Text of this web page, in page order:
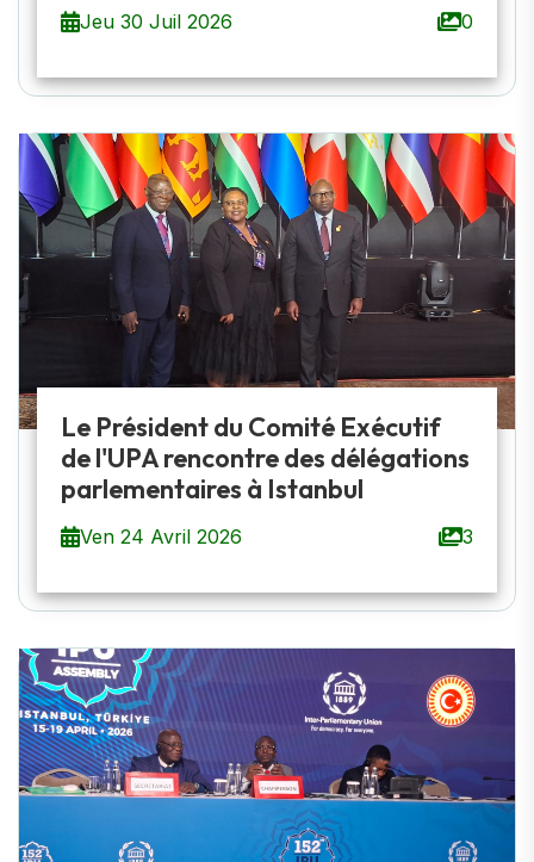
Jeu 30 Juil 2026 0
Le Président du Comité Exécutif
de l'UPA rencontre des délégations
parlementaires à Istanbul
Ven 24 Avril 2026 3